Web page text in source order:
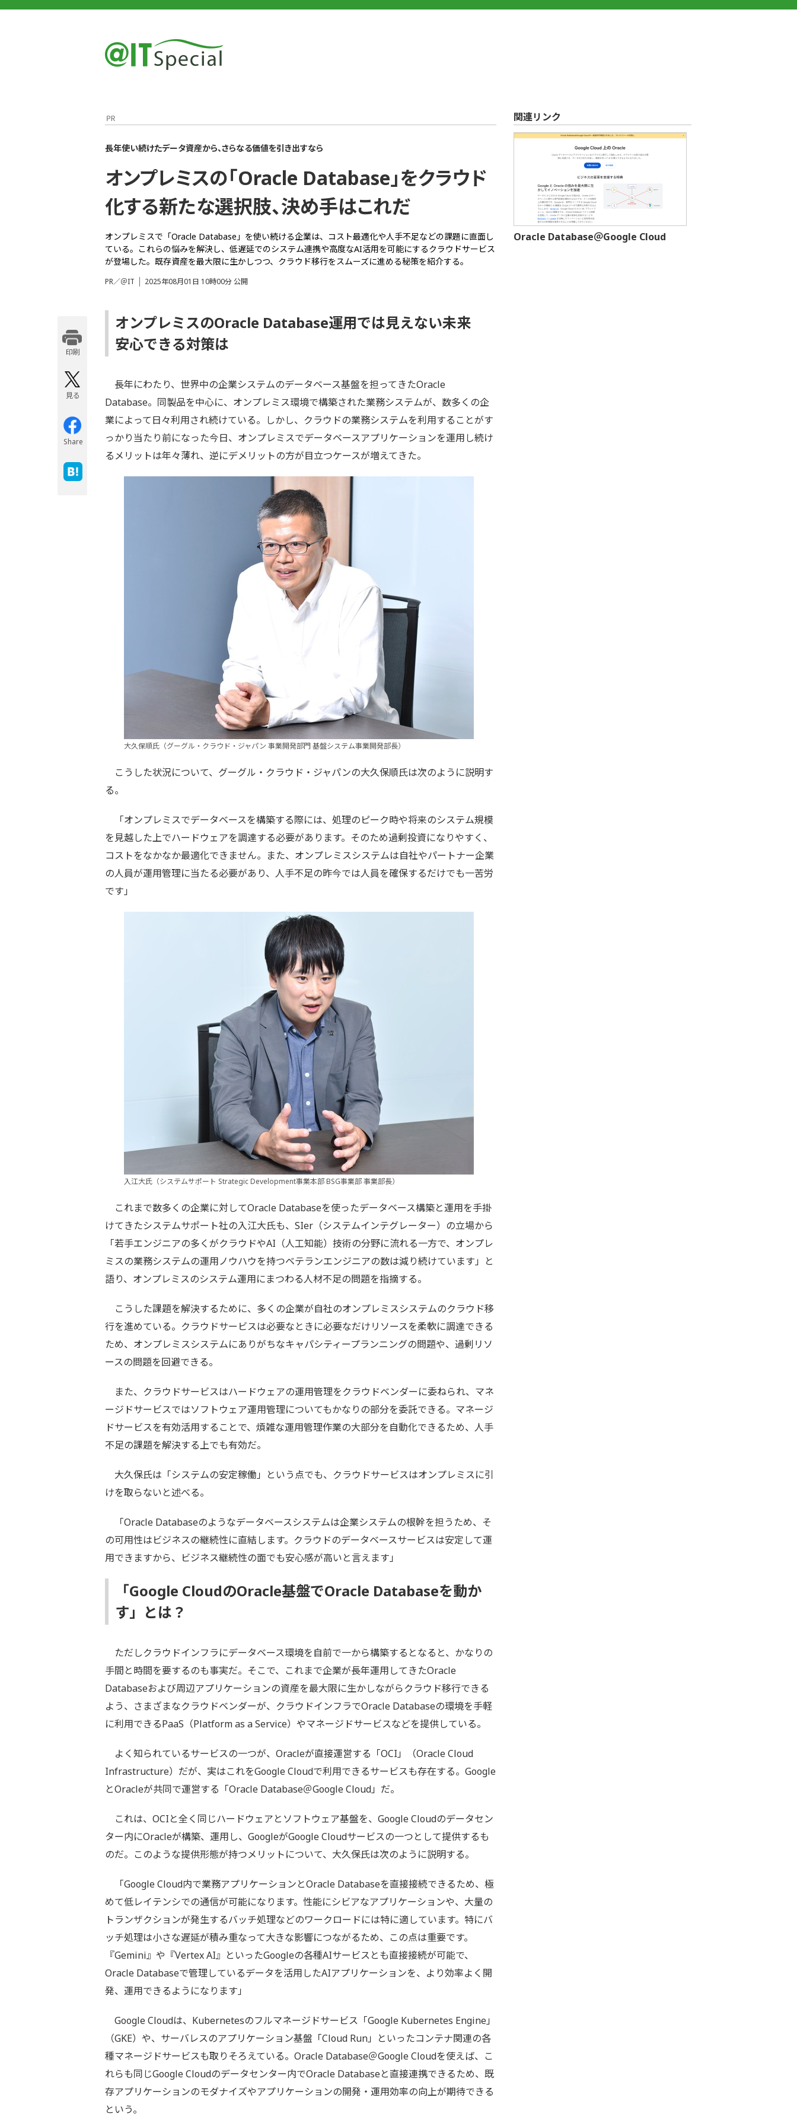
オンプレミスの「Oracle Database」をクラウド
化する新たな選択肢、決め手はこれだ
長年使い続けたデータ資産から、さらなる価値を引き出すなら
オンプレミスで「Oracle Database」を使い続ける企業は、コスト最適化や人手不足などの課題に直面し
ている。これらの悩みを解決し、低遅延でのシステム連携や高度なAI活用を可能にするクラウドサービス
が登場した。既存資産を最大限に生かしつつ、クラウド移行をスムーズに進める秘策を紹介する。
PR／＠IT 2025年08月01日 10時00分 公開
印刷
見る
Share
オンプレミスのOracle Database運用では見えない未来
安心できる対策は
長年にわたり、世界中の企業システムのデータベース基盤を担ってきたOracle
Database。同製品を中心に、オンプレミス環境で構築された業務システムが、数多くの企
業によって日々利用され続けている。しかし、クラウドの業務システムを利用することがす
っかり当たり前になった今日、オンプレミスでデータベースアプリケーションを運用し続け
るメリットは年々薄れ、逆にデメリットの方が目立つケースが増えてきた。
大久保順氏（グーグル・クラウド・ジャパン 事業開発部門 基盤システム事業開発部長）
こうした状況について、グーグル・クラウド・ジャパンの大久保順氏は次のように説明す
る。
「オンプレミスでデータベースを構築する際には、処理のピーク時や将来のシステム規模
を見越した上でハードウェアを調達する必要があります。そのため過剰投資になりやすく、
コストをなかなか最適化できません。また、オンプレミスシステムは自社やパートナー企業
の人員が運用管理に当たる必要があり、人手不足の昨今では人員を確保するだけでも一苦労
です」
入江大氏（システムサポート Strategic Development事業本部 BSG事業部 事業部長）
これまで数多くの企業に対してOracle Databaseを使ったデータベース構築と運用を手掛
けてきたシステムサポート社の入江大氏も、SIer（システムインテグレーター）の立場から
「若手エンジニアの多くがクラウドやAI（人工知能）技術の分野に流れる一方で、オンプレ
ミスの業務システムの運用ノウハウを持つベテランエンジニアの数は減り続けています」と
語り、オンプレミスのシステム運用にまつわる人材不足の問題を指摘する。
こうした課題を解決するために、多くの企業が自社のオンプレミスシステムのクラウド移
行を進めている。クラウドサービスは必要なときに必要なだけリソースを柔軟に調達できる
ため、オンプレミスシステムにありがちなキャパシティープランニングの問題や、過剰リソ
ースの問題を回避できる。
また、クラウドサービスはハードウェアの運用管理をクラウドベンダーに委ねられ、マネ
ージドサービスではソフトウェア運用管理についてもかなりの部分を委託できる。マネージ
ドサービスを有効活用することで、煩雑な運用管理作業の大部分を自動化できるため、人手
不足の課題を解決する上でも有効だ。
大久保氏は「システムの安定稼働」という点でも、クラウドサービスはオンプレミスに引
けを取らないと述べる。
「Oracle Databaseのようなデータベースシステムは企業システムの根幹を担うため、そ
の可用性はビジネスの継続性に直結します。クラウドのデータベースサービスは安定して運
用できますから、ビジネス継続性の面でも安心感が高いと言えます」
「Google CloudのOracle基盤でOracle Databaseを動か
す」とは？
ただしクラウドインフラにデータベース環境を自前で一から構築するとなると、かなりの
手間と時間を要するのも事実だ。そこで、これまで企業が長年運用してきたOracle
Databaseおよび周辺アプリケーションの資産を最大限に生かしながらクラウド移行できる
よう、さまざまなクラウドベンダーが、クラウドインフラでOracle Databaseの環境を手軽
に利用できるPaaS（Platform as a Service）やマネージドサービスなどを提供している。
よく知られているサービスの一つが、Oracleが直接運営する「OCI」（Oracle Cloud
Infrastructure）だが、実はこれをGoogle Cloudで利用できるサービスも存在する。Google
とOracleが共同で運営する「Oracle Database＠Google Cloud」だ。
これは、OCIと全く同じハードウェアとソフトウェア基盤を、Google Cloudのデータセン
ター内にOracleが構築、運用し、GoogleがGoogle Cloudサービスの一つとして提供するも
のだ。このような提供形態が持つメリットについて、大久保氏は次のように説明する。
「Google Cloud内で業務アプリケーションとOracle Databaseを直接接続できるため、極
めて低レイテンシでの通信が可能になります。性能にシビアなアプリケーションや、大量の
トランザクションが発生するバッチ処理などのワークロードには特に適しています。特にバ
ッチ処理は小さな遅延が積み重なって大きな影響につながるため、この点は重要です。
『Gemini』や『Vertex AI』といったGoogleの各種AIサービスとも直接接続が可能で、
Oracle Databaseで管理しているデータを活用したAIアプリケーションを、より効率よく開
発、運用できるようになります」
Google Cloudは、Kubernetesのフルマネージドサービス「Google Kubernetes Engine」
（GKE）や、サーバレスのアプリケーション基盤「Cloud Run」といったコンテナ関連の各
種マネージドサービスも取りそろえている。Oracle Database＠Google Cloudを使えば、こ
れらも同じGoogle Cloudのデータセンター内でOracle Databaseと直接連携できるため、既
存アプリケーションのモダナイズやアプリケーションの開発・運用効率の向上が期待できる
という。
関連リンク
Oracle Database＠Google Cloud